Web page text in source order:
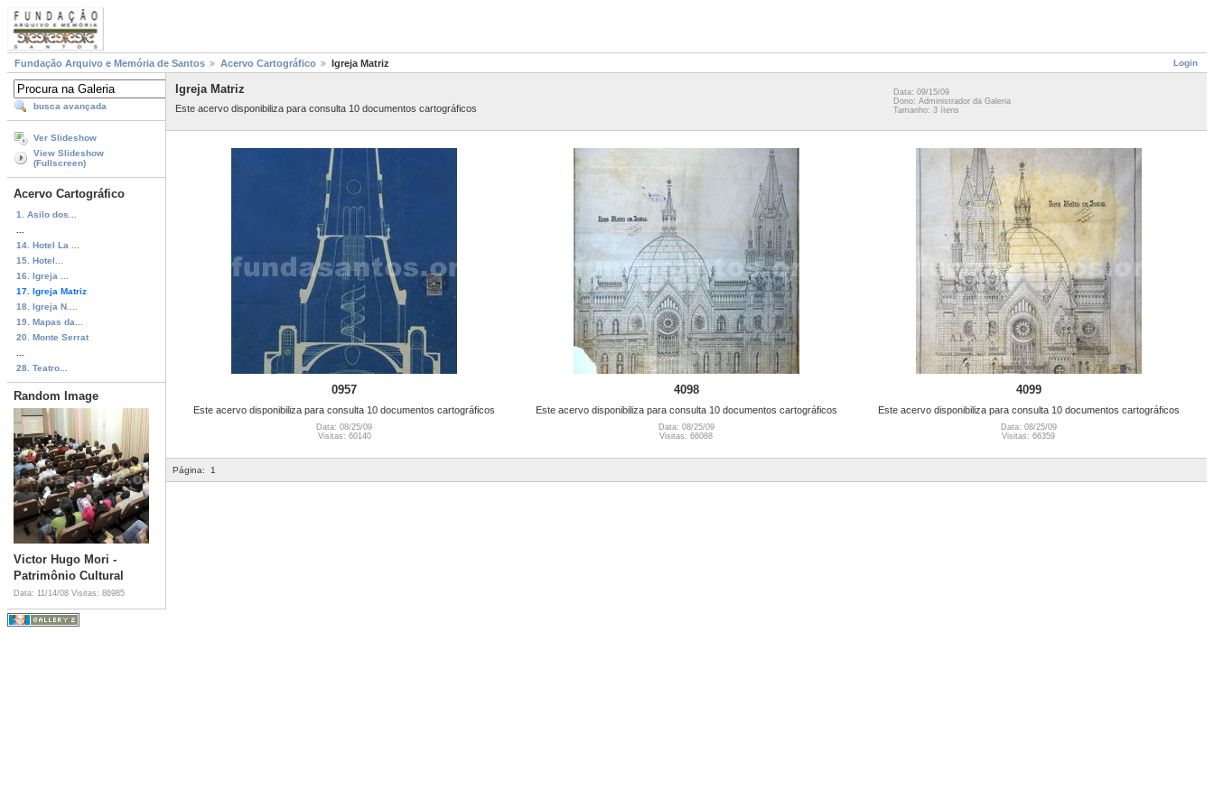
Login
Fundação Arquivo e Memória de Santos Acervo Cartográfico Igreja Matriz
busca avançada
Ver Slideshow
View Slideshow
(Fullscreen)
Acervo Cartográfico
1. Asilo dos...
14. Hotel La ...
15. Hotel...
16. Igreja ...
17. Igreja Matriz
18. Igreja N....
19. Mapas da...
20. Monte Serrat
28. Teatro...
Random Image
Victor Hugo Mori -
Patrimônio Cultural
Data: 11/14/08 Visitas: 86985
Igreja Matriz
Este acervo disponibiliza para consulta 10 documentos cartográficos
Data: 09/15/09
Dono: Administrador da Galeria
Tamanho: 3 ítens
0957
Este acervo disponibiliza para consulta 10 documentos cartográficos
Data: 08/25/09
Visitas: 60140
4098
Este acervo disponibiliza para consulta 10 documentos cartográficos
Data: 08/25/09
Visitas: 66088
4099
Este acervo disponibiliza para consulta 10 documentos cartográficos
Data: 08/25/09
Visitas: 66359
Página: 1